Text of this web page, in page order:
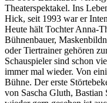
Theaterspektakel. Ins
Hick, seit 1993 war er
Heute hält Tochter Anna-
Bühnenbauer,
oder Tiertrainer gehören
Schauspieler sind schon
immer mal wieder. Von
Bühne. Der erste
von Sascha Gluth,